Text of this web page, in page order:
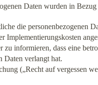
Daten wurden in
die personenbezogenen
Implementierungskosten
zu informieren, dass eine
Daten verlangt hat.
(„Recht auf vergessen